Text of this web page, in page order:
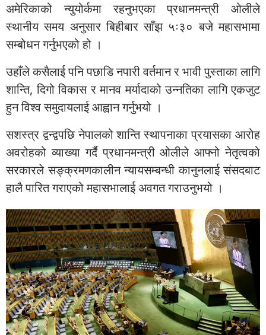
अमेरिकाको न्युयोर्कमा रहनुभएका प्रधानमन्त्री ओलीले
स्थानीय समय अनुसार बिहीबार साँझ ५ः३० बजे महासभामा
सम्बोधन गर्नुभएको हो ।
उहाँले कसैलाई पनि पछाडि नपारी वर्तमान र भावी पुस्ताका लागि
शान्ति, दिगो विकास र मानव मर्यादाको उन्नतिका लागि एकजुट
हुन विश्व समुदायलाई आह्वान गर्नुभयो ।
सशस्त्र द्वन्द्वपछि नेपालको शान्ति स्थापनाका प्रयासका आरोह
अवरोहको व्याख्या गर्दै प्रधानमन्त्री ओलीले आफ्नो नेतृत्वको
सरकारले सङ्क्रमणकालीन न्यायसम्बन्धी कानुनलाई संसदबाट
हालै पारित गराएको महासभालाई अवगत गराउनुभयो ।